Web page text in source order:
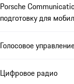
Porsche
подготовку для
Голосовое
Цифровое радио